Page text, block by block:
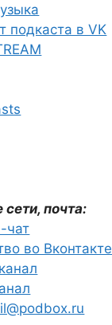
подкаста в VK
почта:
чат
во Вконтакте